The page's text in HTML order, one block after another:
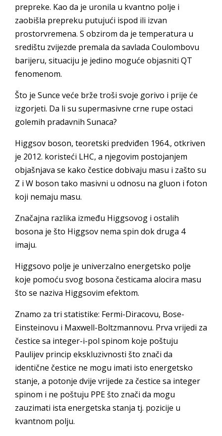
prepreke. Kao da je uronila u kvantno polje i
zaobišla prepreku putujući ispod ili izvan
prostorvremena. S obzirom da je temperatura u
središtu zvijezde premala da savlada Coulombovu
barijeru, situaciju je jedino moguće objasniti QT
fenomenom.
Što je Sunce veće brže troši svoje gorivo i prije će
izgorjeti. Da li su supermasivne crne rupe ostaci
golemih pradavnih Sunaca?
Higgsov boson, teoretski predviđen 1964., otkriven
je 2012. koristeći LHC, a njegovim postojanjem
objašnjava se kako čestice dobivaju masu i zašto su
Z i W boson tako masivni u odnosu na gluon i foton
koji nemaju masu.
Značajna razlika između Higgsovog i ostalih
bosona je što Higgsov nema spin dok druga 4
imaju.
Higgsovo polje je univerzalno energetsko polje
koje pomoću svog bosona česticama alocira masu
što se naziva Higgsovim efektom.
Znamo za tri statistike: Fermi-Diracovu, Bose-
Einsteinovu i Maxwell-Boltzmannovu. Prva vrijedi za
čestice sa integer-i-pol spinom koje poštuju
Paulijev princip ekskluzivnosti što znači da
identične čestice ne mogu imati isto energetsko
stanje, a potonje dvije vrijede za čestice sa integer
spinom i ne poštuju PPE što znači da mogu
zauzimati ista energetska stanja tj. pozicije u
kvantnom polju.